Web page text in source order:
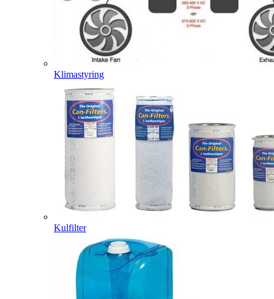
Klimastyring
Kulfilter